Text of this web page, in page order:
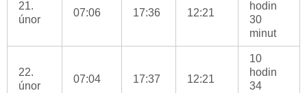
21.
únor
07:06 17:36 12:21
hodin
30
minut
22.
únor
07:04 17:37 12:21
10
hodin
34